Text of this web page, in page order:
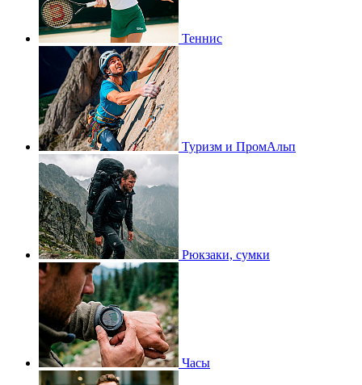
Теннис
Туризм и ПромАльп
Рюкзаки, сумки
Часы